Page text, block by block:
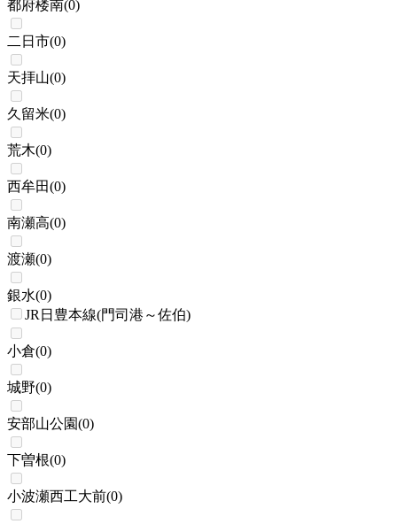
都府楼南(0)
二日市(0)
天拝山(0)
久留米(0)
荒木(0)
西牟田(0)
南瀬高(0)
渡瀬(0)
銀水(0)
JR日豊本線(門司港～佐伯)
小倉(0)
城野(0)
安部山公園(0)
下曽根(0)
小波瀬西工大前(0)